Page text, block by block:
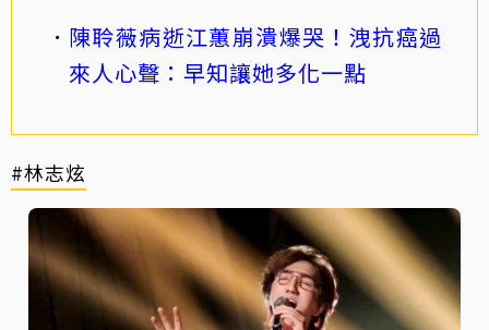
陳聆薇病逝江蕙崩潰爆哭！洩抗癌過
來人心聲：早知讓她多化一點
#林志炫